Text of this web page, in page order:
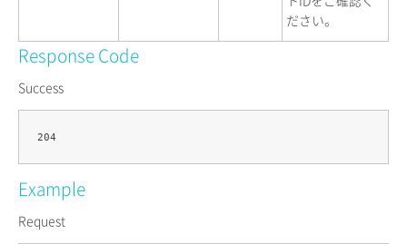
ださい。
Response Code
Success
Example
Request